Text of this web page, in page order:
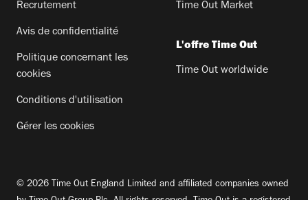
Recrutement
Avis de confidentialité
Politique concernant les
cookies
Conditions d'utilisation
Gérer les cookies
Time Out Market
L'offre Time Out
Time Out worldwide
© 2026 Time Out England Limited and affiliated companies owned